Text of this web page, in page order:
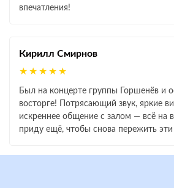
впечатления!
Кирилл Смирнов
★★★★★
Был на концерте группы Горшенёв и
восторге! Потрясающий звук, яркие
искреннее общение с залом — всё на
приду ещё, чтобы снова пережить